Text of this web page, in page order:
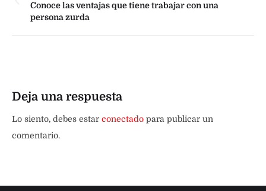
Conoce las ventajas que tiene trabajar con una
persona zurda
Deja una respuesta
Lo siento, debes estarconectado para publicar un
comentario.